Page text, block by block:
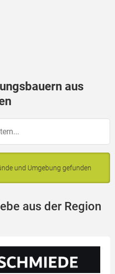
aus
und Umgebung gefunden
aus der Region